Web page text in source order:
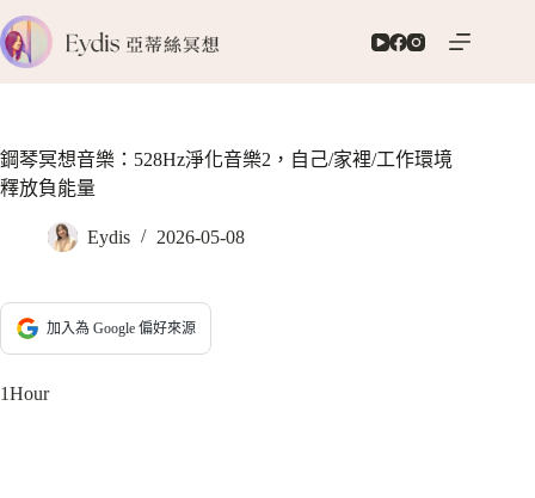
跳
至
主
容
鋼琴冥想音樂：528Hz淨化音樂2，自己/家裡/工作環境
釋放負能量
Eydis 2026-05-08
加入為 Google 偏好來源
1Hour